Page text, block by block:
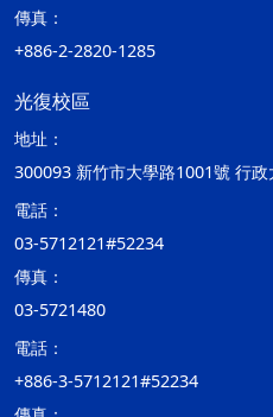
傳真：
+886-2-2820-1285
光復校區
地址：
300093 新竹市大學路1001號 行政
電話：
03-5712121#52234
傳真：
03-5721480
電話：
+886-3-5712121#52234